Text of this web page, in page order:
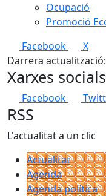
Ocupació
Promoció
Facebook
X
Darrera
Xarxes socials
Facebook
RSS
L'actualitat a un clic
Actualitat
Agenda
Agenda política